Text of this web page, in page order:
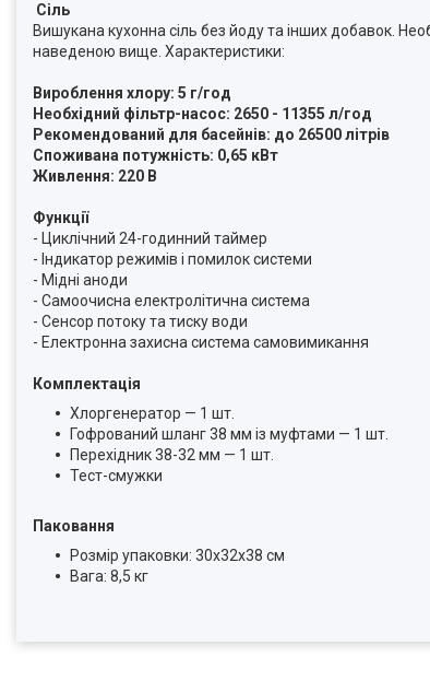
Сіль
Вишукана кухонна сіль без йоду та інших добавок.
наведеною вище. Характеристики:
Вироблення хлору: 5 г/год
Необхідний фільтр-насос: 2650 - 11355 л/год
Рекомендований для басейнів: до 26500 літрів
Споживана потужність: 0,65 кВт
Живлення: 220 В
Функції
- Циклічний 24-годинний таймер
- Індикатор режимів і помилок системи
- Мідні аноди
- Самоочисна електролітична система
- Сенсор потоку та тиску води
- Електронна захисна система самовимикання
Комплектація
Хлоргенератор — 1 шт.
Гофрований шланг 38 мм із муфтами — 1 шт.
Перехідник 38-32 мм — 1 шт.
Тест-смужки
Паковання
Розмір упаковки: 30x32x38 см
Вага: 8,5 кг